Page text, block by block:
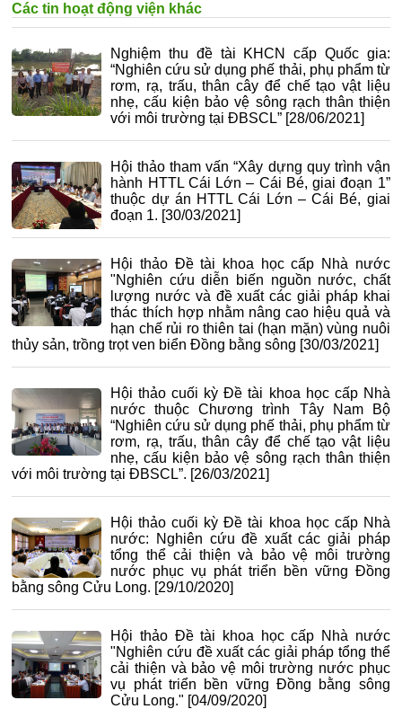
Các tin hoạt động viện khác
Nghiệm thu đề tài KHCN cấp Quốc gia:
“Nghiên cứu sử dụng phế thải, phụ phẩm từ
rơm, rạ, trấu, thân cây để chế tạo vật liệu
nhẹ, cấu kiện bảo vệ sông rạch thân thiện
với môi trường tại ĐBSCL” [28/06/2021]
Hội thảo tham vấn “Xây dựng quy trình vận
hành HTTL Cái Lớn – Cái Bé, giai đoạn 1”
thuộc dự án HTTL Cái Lớn – Cái Bé, giai
đoạn 1. [30/03/2021]
Hội thảo Đề tài khoa học cấp Nhà nước
"Nghiên cứu diễn biến nguồn nước, chất
lượng nước và đề xuất các giải pháp khai
thác thích hợp nhằm nâng cao hiệu quả và
hạn chế rủi ro thiên tai (hạn mặn) vùng nuôi
thủy sản, trồng trọt ven biển Đồng bằng sông [30/03/2021]
Hội thảo cuối kỳ Đề tài khoa học cấp Nhà
nước thuộc Chương trình Tây Nam Bộ
“Nghiên cứu sử dụng phế thải, phụ phẩm từ
rơm, rạ, trấu, thân cây để chế tạo vật liệu
nhẹ, cấu kiện bảo vệ sông rạch thân thiện
với môi trường tại ĐBSCL”. [26/03/2021]
Hội thảo cuối kỳ Đề tài khoa học cấp Nhà
nước: Nghiên cứu đề xuất các giải pháp
tổng thể cải thiện và bảo vệ môi trường
nước phục vụ phát triển bền vững Đồng
bằng sông Cửu Long. [29/10/2020]
Hội thảo Đề tài khoa học cấp Nhà nước
"Nghiên cứu đề xuất các giải pháp tổng thể
cải thiện và bảo vệ môi trường nước phục
vụ phát triển bền vững Đồng bằng sông
Cửu Long." [04/09/2020]